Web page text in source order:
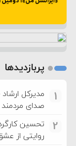
پربازدیدها
1
مدیرکل
صدای
2
تحسین
روایتی از